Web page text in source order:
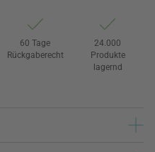
60 Tage
Rückgaberecht
24.000
Produkte
lagernd